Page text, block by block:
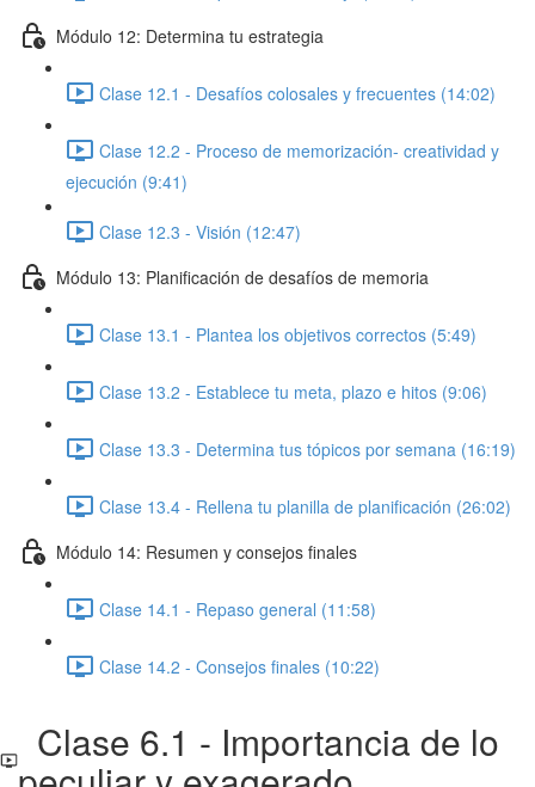
Módulo 12: Determina tu estrategia
Clase 12.1 - Desafíos colosales y frecuentes (14:02)
Clase 12.2 - Proceso de memorización- creatividad y
ejecución (9:41)
Clase 12.3 - Visión (12:47)
Módulo 13: Planificación de desafíos de memoria
Clase 13.1 - Plantea los objetivos correctos (5:49)
Clase 13.2 - Establece tu meta, plazo e hitos (9:06)
Clase 13.3 - Determina tus tópicos por semana (16:19)
Clase 13.4 - Rellena tu planilla de planificación (26:02)
Módulo 14: Resumen y consejos finales
Clase 14.1 - Repaso general (11:58)
Clase 14.2 - Consejos finales (10:22)
Clase 6.1 - Importancia de lo